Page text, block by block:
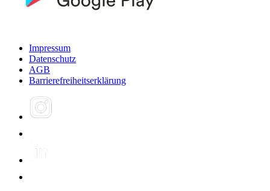
Impressum
Datenschutz
AGB
Barrierefreiheitserklärung